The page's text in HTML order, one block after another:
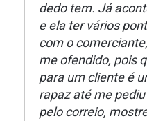
dedo tem. Já
e ela ter vários
com o
me ofendido, pois
para um cliente é
rapaz até me
pelo correio,